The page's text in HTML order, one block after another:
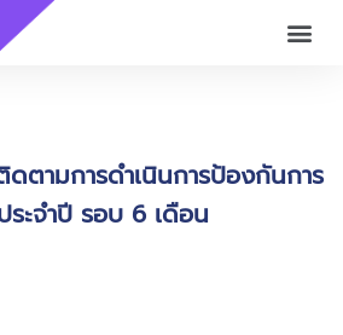
ดตามการดำเนินการป้องกันการ
ะจำปี รอบ 6 เดือน